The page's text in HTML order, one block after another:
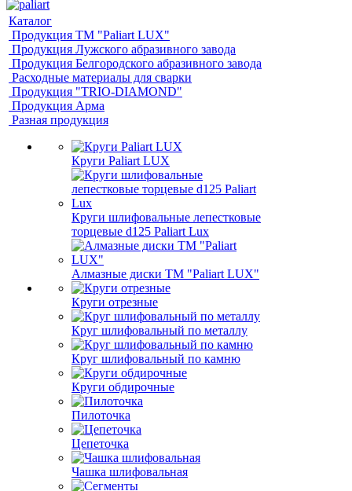
Каталог
Продукция ТМ "Paliart LUX"
Продукция Лужского абразивного завода
Продукция Белгородского абразивного завода
Расходные материалы для сварки
Продукция "TRIO-DIAMOND"
Продукция Арма
Разная продукция
Круги Paliart LUX
Круги шлифовальные лепестковые
торцевые d125 Paliart Lux
Алмазные диски ТМ "Paliart LUX"
Круги отрезные
Круг шлифовальный по металлу
Круг шлифовальный по камню
Круги обдирочные
Пилоточка
Цепеточка
Чашка шлифовальная